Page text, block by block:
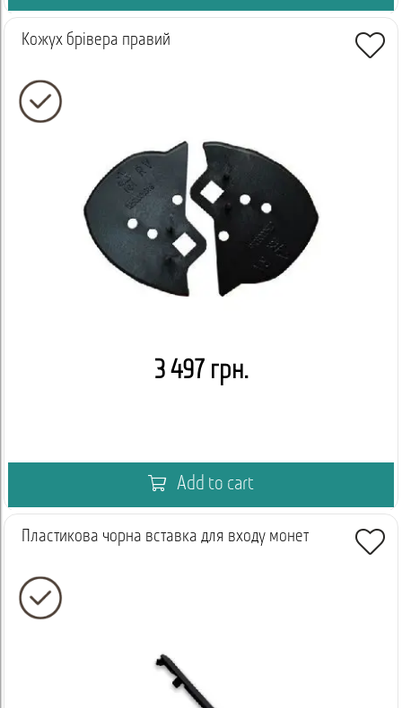
Кожух брівера правий
3 497 грн.
Add to cart
Пластикова чорна вставка для входу монет